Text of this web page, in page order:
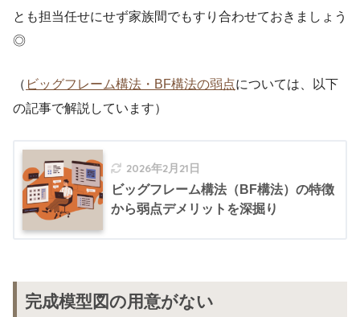
とも担当任せにせず家族間でもすり合わせておきましょう
◎
（ ビッグフレーム構法・BF構法の弱点については、以下
の記事で解説しています）
2026年2月21日
ビッグフレーム構法（BF構法）の特徴
から弱点デメリットを深掘り
完成模型図の用意がない